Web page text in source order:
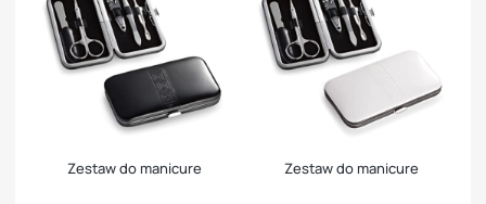
Zestaw do manicure Zestaw do manicure